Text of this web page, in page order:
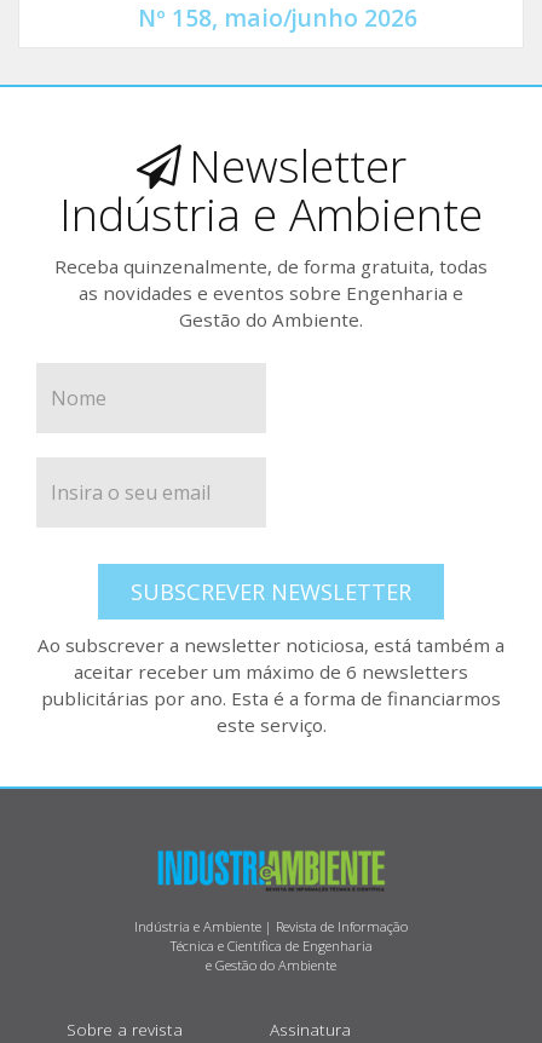
Nº 158, maio/junho 2026
Newsletter
Indústria e Ambiente
Receba quinzenalmente, de forma gratuita, todas
as novidades e eventos sobre Engenharia e
Gestão do Ambiente.
SUBSCREVER NEWSLETTER
Ao subscrever a newsletter noticiosa, está também a
aceitar receber um máximo de 6 newsletters
publicitárias por ano. Esta é a forma de financiarmos
este serviço.
Indústria e Ambiente | Revista de Informação
Técnica e Científica de Engenharia
e Gestão do Ambiente
Sobre a revista
Assinatura